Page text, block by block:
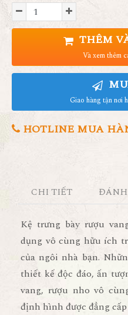
THÊM
Và xem thêm
Giao hàng tận nơi
HOTLINE MUA
CHI TIẾT
Kệ trưng bày rượu
dụng vô cùng hữu ích
của ngôi nhà bạn.
thiết kế độc đáo, ấn
vang, rượu nho vô
định hình được đẳng